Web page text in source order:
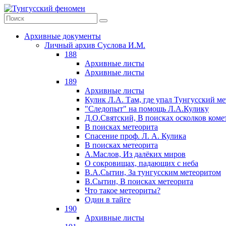
Архивные документы
Личный архив Суслова И.М.
188
Архивные листы
Архивные листы
189
Архивные листы
Кулик Л.А. Там, где упал Тунгусский
"Следопыт" на помощь Л.А.Кулику
Д.О.Святский, В поисках осколков
В поисках метеорита
Спасение проф. Л. А. Кулика
В поисках метеорита
А.Маслов, Из далёких миров
О сокровищах, падающих с неба
В.А.Сытин, За тунгусским метеоритом
В.Сытин, В поисках метеорита
Что такое метеориты?
Один в тайге
190
Архивные листы